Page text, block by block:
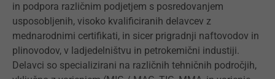
in podpora različnim podjetjem s posredovanjem
usposobljenih, visoko kvalificiranih delavcev z
mednarodnimi certifikati, in sicer prigradnji naftovodov in
plinovodov, v ladjedelništvu in petrokemični industiji.
Delavci so specializirani na različnih tehničnih področjih,